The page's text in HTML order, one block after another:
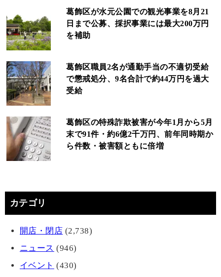
葛飾区が水元公園での観光事業を8月21
日まで公募、採択事業には最大200万円
を補助
葛飾区職員2名が通勤手当の不適切受給
で懲戒処分、9名合計で約44万円を過大
受給
葛飾区の特殊詐欺被害が今年1月から5月
末で91件・約6億2千万円、前年同時期か
ら件数・被害額ともに倍増
カテゴリ
開店・閉店 (2,738)
ニュース (946)
イベント (430)